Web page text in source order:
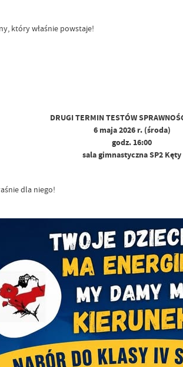
który właśnie powstaje!
DRUGI TERMIN TESTÓW
6 maja 2026 r. (środa)
godz. 16:00
sala gimnastyczna SP2 Kęty
dla niego!